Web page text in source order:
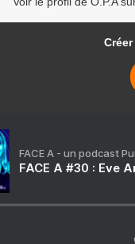
FACE A - un podcast
FACE A #30 : Eve